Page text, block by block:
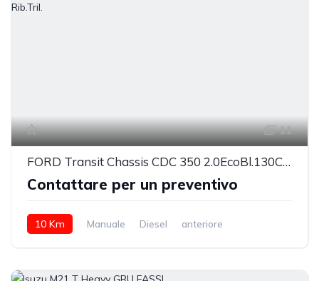
11
FORD Transit Chassis CDC 350 2.0EcoBl.130CV L3 Trend Rib.Tril.
Contattare per un preventivo
10 Km Manuale Diesel anteriore